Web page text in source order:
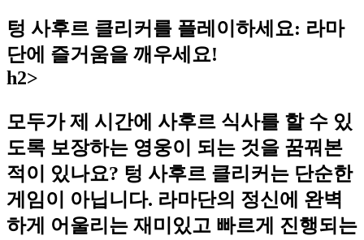
텅 사후르 클리커를 플레이하세요: 라마
단에 즐거움을 깨우세요!
h2>
모두가 제 시간에 사후르 식사를 할 수 있
도록 보장하는 영웅이 되는 것을 꿈꿔본
적이 있나요? 텅 사후르 클리커는 단순한
게임이 아닙니다. 라마단의 정신에 완벽
하게 어울리는 재미있고 빠르게 진행되는